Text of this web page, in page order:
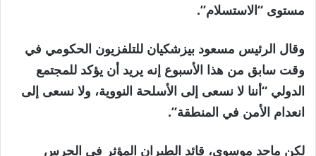
مستوى “الاستسلام”.
وقال الرئيس مسعود بيزشكيان للتلفزيون الحكومي في
وقت سابق من هذا الأسبوع إنه يريد أن يؤكد للمجتمع
الدولي “أننا لا نسعى إلى الأسلحة النووية، ولا نسعى إلى
انعدام الأمن في المنطقة”.
لكن ماجد موسوي، قائد الطيران المؤثر في الحرس